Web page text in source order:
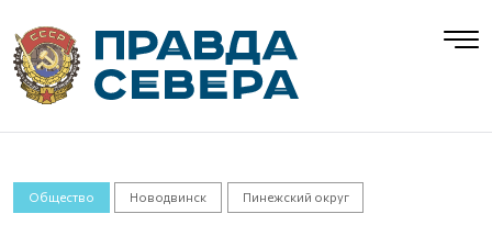
Общество Новодвинск Пинежский округ